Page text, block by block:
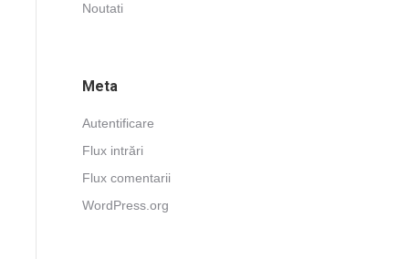
Noutati
Meta
Autentificare
Flux intrări
Flux comentarii
WordPress.org